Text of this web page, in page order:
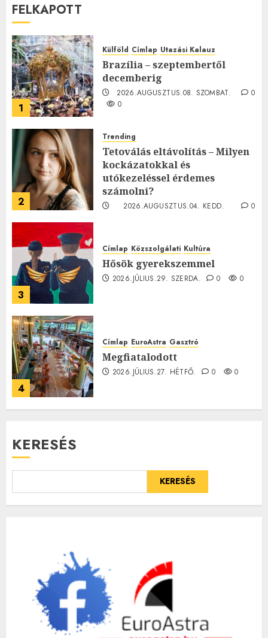
FELKAPOTT
1
Külföld Címlap Utazási Kalauz
Brazília – szeptembertől
decemberig
2026.AUGUSZTUS.08. SZOMBAT.
0
0
2
Trending
Tetoválás eltávolítás – Milyen
kockázatokkal és
utókezeléssel érdemes
számolni?
2026.AUGUSZTUS.04. KEDD.
0
3
Címlap Közszolgálati Kultúra
Hősök gyerekszemmel
2026.JÚLIUS.29. SZERDA. 0 0
4
Címlap EuroAstra Gasztró
Megfiatalodott
2026.JÚLIUS.27. HÉTFŐ. 0 0
KERESÉS
KERESÉS